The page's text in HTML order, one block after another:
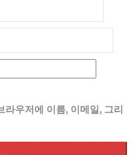
라우저에 이름, 이메일, 그리